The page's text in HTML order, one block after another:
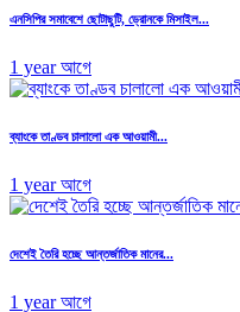
এনসিপির সমাবেশে ছোটাছুটি, ড্রোনকে মিসাইল...
1 year আগে
ব্যাংকে তাণ্ডব চালালো এক আওয়ামী...
1 year আগে
দেশেই তৈরি হচ্ছে আন্তর্জাতিক মানের...
1 year আগে